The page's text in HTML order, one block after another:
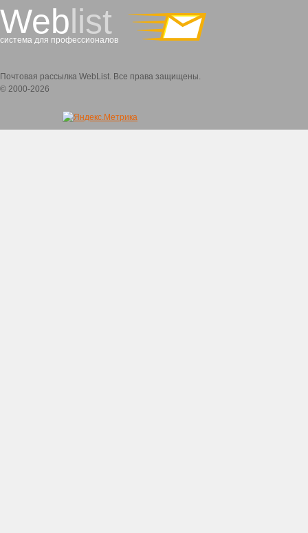
Weblist
система для профессионалов
Почтовая рассылка WebList. Все права защищены.
© 2000-2026